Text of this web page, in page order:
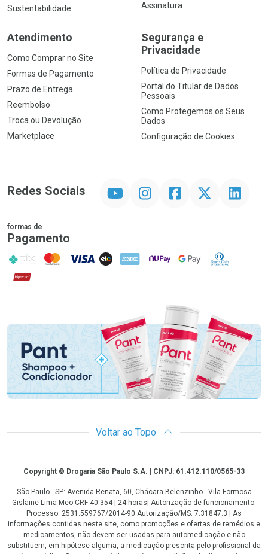
Sustentabilidade
Assinatura
Atendimento
Como Comprar no Site
Formas de Pagamento
Prazo de Entrega
Reembolso
Troca ou Devolução
Marketplace
Segurança e
Privacidade
Política de Privacidade
Portal do Titular de Dados
Pessoais
Como Protegemos os Seus
Dados
Configuração de Cookies
Redes Sociais InstagramFacebookTwitter Linkedin
formas de
Pagamento
PIX MasterCard
VISA ELO AMEX NuPay Google PayDiners Club
Hipercard
Promoção em Destaque
Voltar ao Topo
CopyrightCopyright © Drogaria São Paulo S.A. | CNPJ: 61.412.110/0565-33
São Paulo - SP: Avenida Renata, 60, Chácara Belenzinho - Vila Formosa
Gislaine Lima Meo CRF 40.354 | 24 horas| Autorização de funcionamento:
Processo: 2531.559767/2014-90 Autorização/MS: 7.31847.3 | As
informações contidas neste site, como promoções e ofertas de remédios e
medicamentos, não devem ser usadas para automedicação e não
substituem, em hipótese alguma, a medicação prescrita pelo profissional da